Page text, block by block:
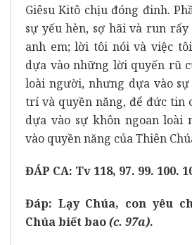
Giêsu Kitô chịu đóng đinh.
sự yếu hèn, sợ hãi và run
anh em; lời tôi nói và việc
dựa vào những lời quyến rũ
loài người, nhưng dựa vào
trí và quyền năng, để đức tin
dựa vào sự khôn ngoan loài
vào quyền năng của Thiên
ĐÁP CA: Tv 118, 97. 99. 100.
Đáp: Lạy Chúa, con yêu
Chúa biết bao(c. 97a).